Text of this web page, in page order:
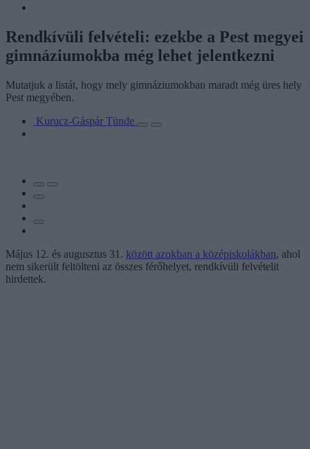
Rendkívüli felvételi: ezekbe a Pest megyei
gimnáziumokba még lehet jelentkezni
Mutatjuk a listát, hogy mely gimnáziumokban maradt még üres hely
Pest megyében.
Kurucz-Gáspár Tünde
Május 12. és augusztus 31. között azokban a középiskolákban, ahol
nem sikerült feltölteni az összes férőhelyet, rendkívüli felvételit
hirdettek.